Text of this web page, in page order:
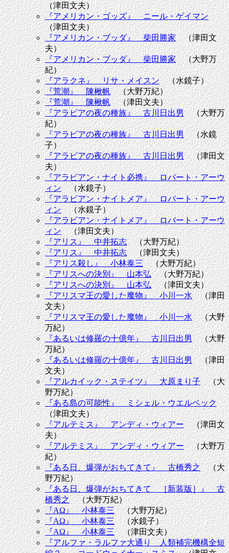
（津田文夫）
『アメリカン・ゴッズ』 ニール・ゲイマン
（津田文夫）
『アメリカン・ブッダ』 柴田勝家（津田文
夫）
『アメリカン・ブッダ』 柴田勝家（大野万
紀）
『アラクネ』 リサ・メイスン（水鏡子）
『荒潮』 陳楸帆（大野万紀）
『荒潮』 陳楸帆（津田文夫）
『アラビアの夜の種族』 古川日出男（大野万
紀）
『アラビアの夜の種族』 古川日出男（水鏡
子）
『アラビアの夜の種族』 古川日出男（津田文
夫）
『アラビアン・ナイト必携』 ロバート・アーウ
ィン（水鏡子）
『アラビアン・ナイトメア』 ロバート・アーウ
ィン（水鏡子）
『アラビアン・ナイトメア』 ロバート・アーウ
ィン（津田文夫）
『アリス』 中井拓志（大野万紀）
『アリス』 中井拓志（津田文夫）
『アリス殺し』 小林泰三（大野万紀）
『アリスへの決別』 山本弘（大野万紀）
『アリスへの決別』 山本弘（津田文夫）
『アリスマ王の愛した魔物』 小川一水（津田
文夫）
『アリスマ王の愛した魔物』 小川一水（大野
万紀）
『あるいは修羅の十億年』 古川日出男（大野
万紀）
『あるいは修羅の十億年』 古川日出男（津田
文夫）
『アルカイック・ステイツ』 大原まり子（大
野万紀）
『ある島の可能性』 ミシェル・ウエルベック
（津田文夫）
『アルテミス』 アンディ・ウィアー（津田文
夫）
『アルテミス』 アンディ・ウィアー（大野万
紀）
『ある日、爆弾がおちてきて』 古橋秀之（大
野万紀）
『ある日、爆弾がおちてきて ［新装版］』 古
橋秀之（大野万紀）
『ΑΩ』 小林泰三（大野万紀）
『ΑΩ』 小林泰三（水鏡子）
『ΑΩ』 小林泰三（津田文夫）
『アルファ・ラルファ大通り 人類補完機構全短